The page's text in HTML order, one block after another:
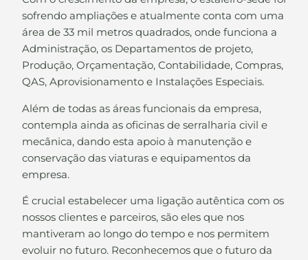
sofrendo ampliações e atualmente conta com uma
área de 33 mil metros quadrados, onde funciona a
Administração, os Departamentos de projeto,
Produção, Orçamentação, Contabilidade, Compras,
QAS, Aprovisionamento e Instalações Especiais.
Além de todas as áreas funcionais da empresa,
contempla ainda as oficinas de serralharia civil e
mecânica, dando esta apoio à manutenção e
conservação das viaturas e equipamentos da
empresa.
É crucial estabelecer uma ligação autêntica com os
nossos clientes e parceiros, são eles que nos
mantiveram ao longo do tempo e nos permitem
evoluir no futuro. Reconhecemos que o futuro da